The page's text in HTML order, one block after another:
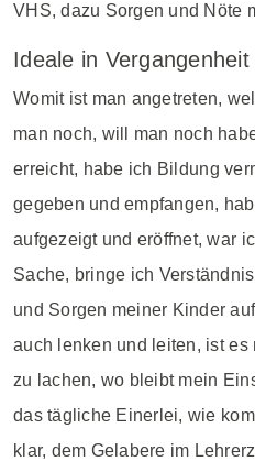
VHS, dazu Sorgen und Nöte
Ideale in
Womit ist man angetreten,
man noch, will man noch
erreicht, habe ich Bildung
gegeben und empfangen,
aufgezeigt und eröffnet, war
Sache, bringe ich
und Sorgen meiner Kinder
auch lenken und leiten, ist
zu lachen, wo bleibt mein
das tägliche Einerlei, wie
klar, dem Gelabere im